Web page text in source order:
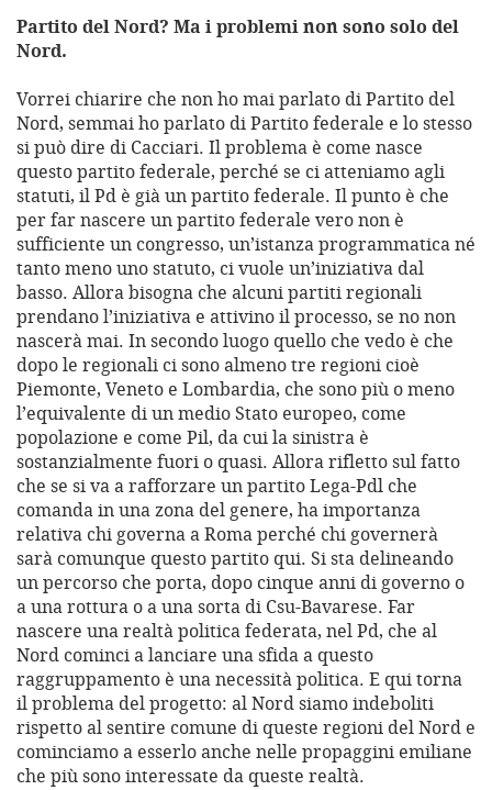
Partito del Nord? Ma i problemi non sono solo del
Nord.
Vorrei chiarire che non ho mai parlato di Partito del
Nord, semmai ho parlato di Partito federale e lo stesso
si può dire di Cacciari. Il problema è come nasce
questo partito federale, perché se ci atteniamo agli
statuti, il Pd è già un partito federale. Il punto è che
per far nascere un partito federale vero non è
sufficiente un congresso, un’istanza programmatica né
tanto meno uno statuto, ci vuole un’iniziativa dal
basso. Allora bisogna che alcuni partiti regionali
prendano l’iniziativa e attivino il processo, se no non
nascerà mai. In secondo luogo quello che vedo è che
dopo le regionali ci sono almeno tre regioni cioè
Piemonte, Veneto e Lombardia, che sono più o meno
l’equivalente di un medio Stato europeo, come
popolazione e come Pil, da cui la sinistra è
sostanzialmente fuori o quasi. Allora rifletto sul fatto
che se si va a rafforzare un partito Lega-Pdl che
comanda in una zona del genere, ha importanza
relativa chi governa a Roma perché chi governerà
sarà comunque questo partito qui. Si sta delineando
un percorso che porta, dopo cinque anni di governo o
a una rottura o a una sorta di Csu-Bavarese. Far
nascere una realtà politica federata, nel Pd, che al
Nord cominci a lanciare una sfida a questo
raggruppamento è una necessità politica. E qui torna
il problema del progetto: al Nord siamo indeboliti
rispetto al sentire comune di queste regioni del Nord e
cominciamo a esserlo anche nelle propaggini emiliane
che più sono interessate da queste realtà.